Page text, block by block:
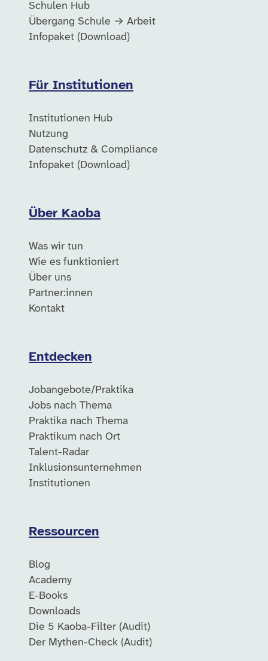
Schulen Hub
Übergang Schule → Arbeit
Infopaket (Download)
Für Institutionen
Institutionen Hub
Nutzung
Datenschutz & Compliance
Infopaket (Download)
Über Kaoba
Was wir tun
Wie es funktioniert
Über uns
Partner:innen
Kontakt
Entdecken
Jobangebote/Praktika
Jobs nach Thema
Praktika nach Thema
Praktikum nach Ort
Talent-Radar
Inklusionsunternehmen
Institutionen
Ressourcen
Blog
Academy
E-Books
Downloads
Die 5 Kaoba-Filter (Audit)
Der Mythen-Check (Audit)